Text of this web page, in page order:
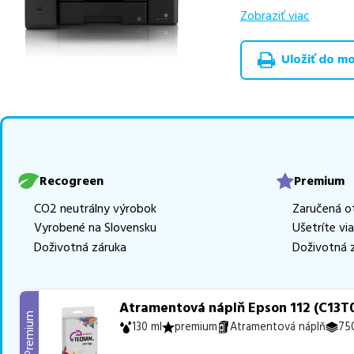
výhodnejšie
Celá táto
produktu nás
Vieme, že pri
9 z nich
Ak si pri výbere nie
najlepšie riešenie.
Zobraziť viac
Uložiť do
Recogreen
CO2 neutrálny výrobok
Vyrobené na Slovensku
Doživotná záruka
Premium
Zaručená
Ušetríte
Doživotná
Premium
Atramentová náplň Epson 112
130 ml premium Atramentová náplň